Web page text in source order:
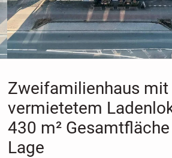
Zweifamilienhaus mit
vermietetem
430 m²
Lage